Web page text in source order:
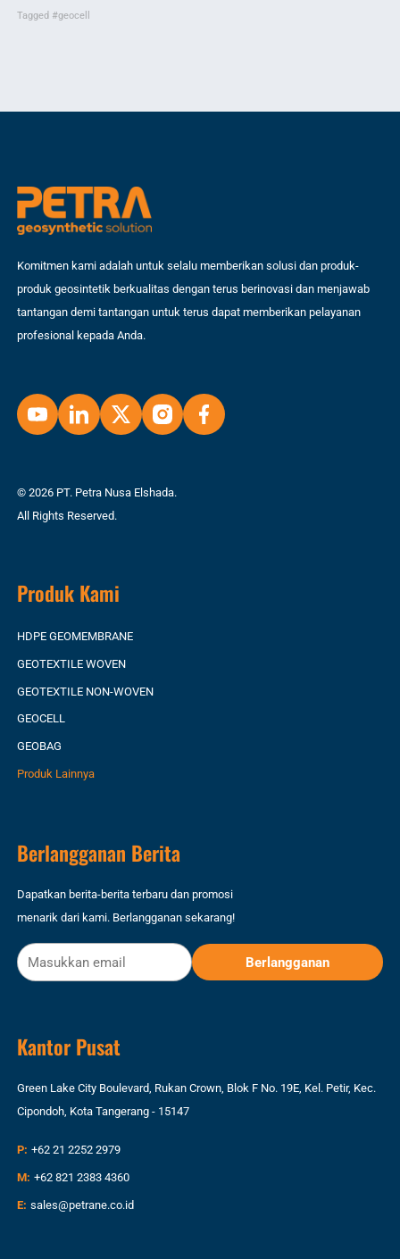
longsor akibat hujan deras? Di dunia konstruksi, menjaga stabilitas
Tagged #geocell
Komitmen kami adalah untuk selalu memberikan solusi dan produk-
produk geosintetik berkualitas dengan terus berinovasi dan menjawab
tantangan demi tantangan untuk terus dapat memberikan pelayanan
profesional kepada Anda.
© 2026 PT. Petra Nusa Elshada.
All Rights Reserved.
Produk Kami
HDPE GEOMEMBRANE
GEOTEXTILE WOVEN
GEOTEXTILE NON-WOVEN
GEOCELL
GEOBAG
Produk Lainnya
Berlangganan Berita
Dapatkan berita-berita terbaru dan promosi
menarik dari kami. Berlangganan sekarang!
Kantor Pusat
Green Lake City Boulevard, Rukan Crown, Blok F No. 19E, Kel. Petir, Kec.
Cipondoh, Kota Tangerang - 15147
P: +62 21 2252 2979
M: +62 821 2383 4360
E: sales@petrane.co.id